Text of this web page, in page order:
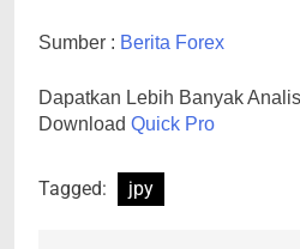
Sumber : Berita Forex
Dapatkan Lebih Banyak
Download Quick Pro
Tagged: jpy